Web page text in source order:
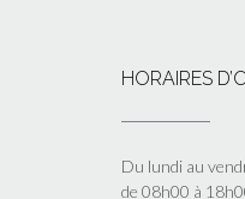
HORAIRES
Du lundi au
de 08h00 à